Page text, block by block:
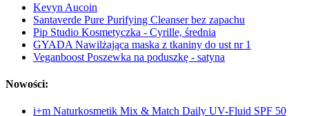
Kevyn Aucoin
Santaverde Pure Purifying Cleanser bez zapachu
Pip Studio Kosmetyczka - Cyrille, średnia
GYADA Nawilżająca maska z tkaniny do ust nr 1
Veganboost Poszewka na poduszkę - satyna
Nowości:
i+m Naturkosmetik Mix & Match Daily UV-Fluid SPF 50